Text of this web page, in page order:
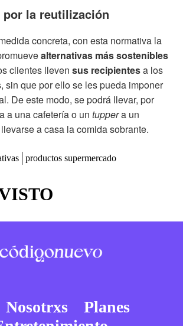
por la reutilización
concreta, con esta normativa la
alternativas más sostenibles
clientes lleven sus recipientesa los
sin que por ello se les pueda imponer
De este modo, se podrá llevar, por
a una cafetería o un tuppera un
a casa la comida sobrante.
productos supermercado
Nosotrxs
Planes